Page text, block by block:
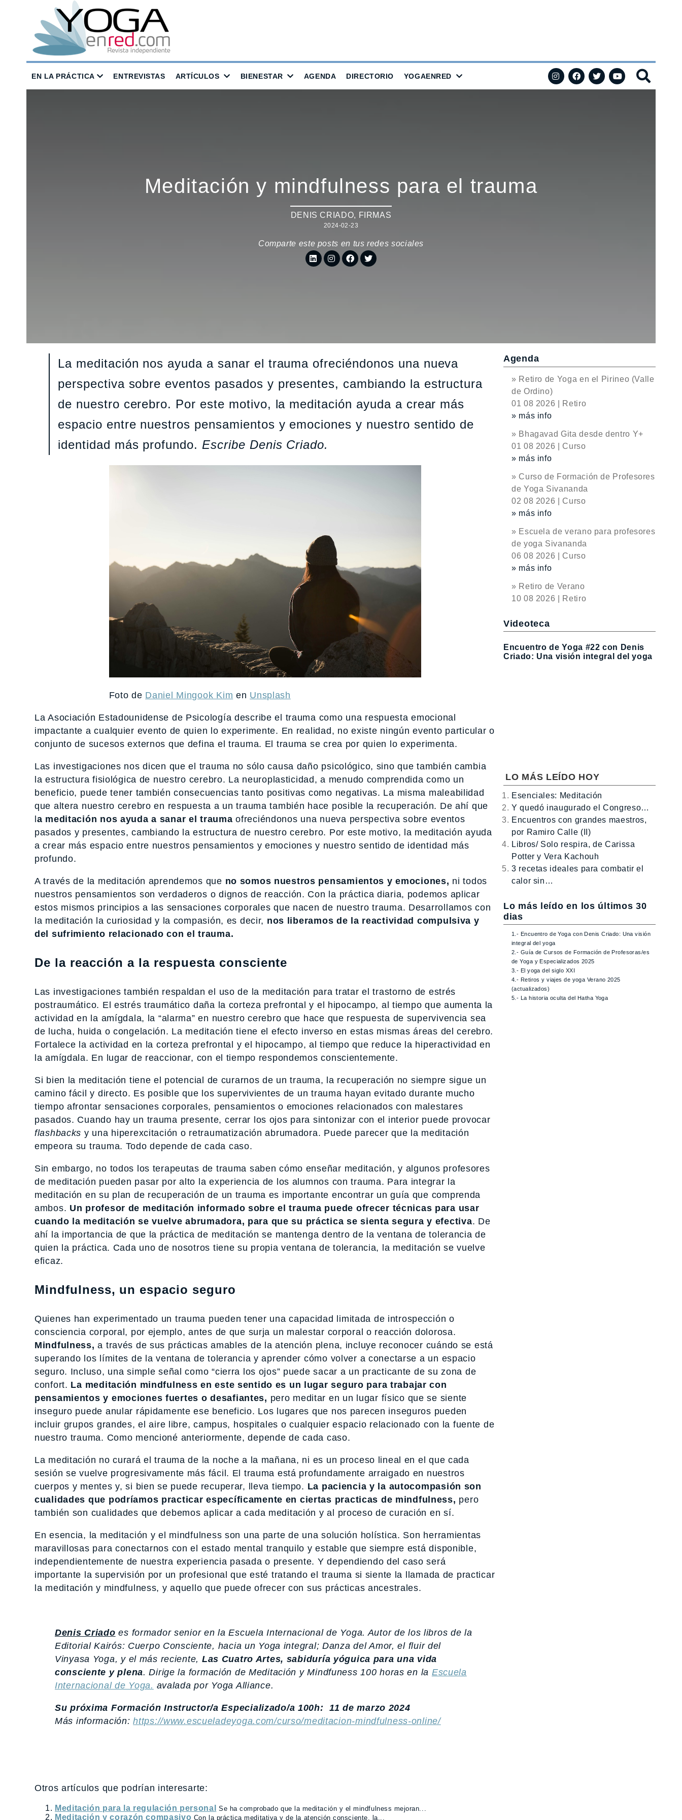
EN LA PRÁCTICA ENTREVISTAS ARTÍCULOS BIENESTAR AGENDA DIRECTORIO YOGAENRED
Meditación y mindfulness para el trauma
DENIS CRIADO, FIRMAS
2024-02-23
Comparte este posts en tus redes sociales
La meditación nos ayuda a sanar el trauma ofreciéndonos una nueva
perspectiva sobre eventos pasados ​​y presentes, cambiando la estructura
de nuestro cerebro. Por este motivo, la meditación ayuda a crear más
espacio entre nuestros pensamientos y emociones y nuestro sentido de
identidad más profundo. Escribe Denis Criado.
Foto de Daniel Mingook Kim en Unsplash
La Asociación Estadounidense de Psicología describe el trauma como una respuesta emocional
impactante a cualquier evento de quien lo experimente. En realidad, no existe ningún evento particular o
conjunto de sucesos externos que defina el trauma. El trauma se crea por quien lo experimenta.
Las investigaciones nos dicen que el trauma no sólo causa daño psicológico, sino que también cambia
la estructura fisiológica de nuestro cerebro. La neuroplasticidad, a menudo comprendida como un
beneficio, puede tener también consecuencias tanto positivas como negativas. La misma maleabilidad
que altera nuestro cerebro en respuesta a un trauma también hace posible la recuperación. De ahí que
a meditación nos ayuda a sanar el trauma ofreciéndonos una nueva perspectiva sobre eventos
pasados ​​y presentes, cambiando la estructura de nuestro cerebro. Por este motivo, la meditación ayuda
a crear más espacio entre nuestros pensamientos y emociones y nuestro sentido de identidad más
profundo.
A través de la meditación aprendemos que no somos nuestros pensamientos y emociones, ni todos
nuestros pensamientos son verdaderos o dignos de reacción. Con la práctica diaria, podemos aplicar
estos mismos principios a las sensaciones corporales que nacen de nuestro trauma. Desarrollamos con
la meditación la curiosidad y la compasión, es decir, nos liberamos de la reactividad compulsiva y
del sufrimiento relacionado con el trauma.
De la reacción a la respuesta consciente
Las investigaciones también respaldan el uso de la meditación para tratar el trastorno de estrés
postraumático. El estrés traumático daña la corteza prefrontal y el hipocampo, al tiempo que aumenta la
actividad en la amígdala, la “alarma” en nuestro cerebro que hace que respuesta de supervivencia sea
de lucha, huida o congelación. La meditación tiene el efecto inverso en estas mismas áreas del cerebro.
Fortalece la actividad en la corteza prefrontal y el hipocampo, al tiempo que reduce la hiperactividad en
la amígdala. En lugar de reaccionar, con el tiempo respondemos conscientemente.
Si bien la meditación tiene el potencial de curarnos de un trauma, la recuperación no siempre sigue un
camino fácil y directo. Es posible que los supervivientes de un trauma hayan evitado durante mucho
tiempo afrontar sensaciones corporales, pensamientos o emociones relacionados con malestares
pasados. Cuando hay un trauma presente, cerrar los ojos para sintonizar con el interior puede provocar
flashbacks y una hiperexcitación o retraumatización abrumadora. Puede parecer que la meditación
empeora su trauma. Todo depende de cada caso.
Sin embargo, no todos los terapeutas de trauma saben cómo enseñar meditación, y algunos profesores
de meditación pueden pasar por alto la experiencia de los alumnos con trauma. Para integrar la
meditación en su plan de recuperación de un trauma es importante encontrar un guía que comprenda
ambos. Un profesor de meditación informado sobre el trauma puede ofrecer técnicas para usar
cuando la meditación se vuelve abrumadora, para que su práctica se sienta segura y efectiva. De
ahí la importancia de que la práctica de meditación se mantenga dentro de la ventana de tolerancia de
quien la práctica. Cada uno de nosotros tiene su propia ventana de tolerancia, la meditación se vuelve
eficaz.
Mindfulness, un espacio seguro
Quienes han experimentado un trauma pueden tener una capacidad limitada de introspección o
consciencia corporal, por ejemplo, antes de que surja un malestar corporal o reacción dolorosa.
Mindfulness, a través de sus prácticas amables de la atención plena, incluye reconocer cuándo se está
superando los límites de la ventana de tolerancia y aprender cómo volver a conectarse a un espacio
seguro. Incluso, una simple señal como “cierra los ojos” puede sacar a un practicante de su zona de
confort. La meditación mindfulness en este sentido es un lugar seguro para trabajar con
pensamientos y emociones fuertes o desafiantes, pero meditar en un lugar físico que se siente
inseguro puede anular rápidamente ese beneficio. Los lugares que nos parecen inseguros pueden
incluir grupos grandes, el aire libre, campus, hospitales o cualquier espacio relacionado con la fuente de
nuestro trauma. Como mencioné anteriormente, depende de cada caso.
La meditación no curará el trauma de la noche a la mañana, ni es un proceso lineal en el que cada
sesión se vuelve progresivamente más fácil. El trauma está profundamente arraigado en nuestros
cuerpos y mentes y, si bien se puede recuperar, lleva tiempo. La paciencia y la autocompasión son
cualidades que podríamos practicar específicamente en ciertas practicas de mindfulness, pero
también son cualidades que debemos aplicar a cada meditación y al proceso de curación en sí.
En esencia, la meditación y el mindfulness son una parte de una solución holística. Son herramientas
maravillosas para conectarnos con el estado mental tranquilo y estable que siempre está disponible,
independientemente de nuestra experiencia pasada o presente. Y dependiendo del caso será
importante la supervisión por un profesional que esté tratando el trauma si siente la llamada de practicar
la meditación y mindfulness, y aquello que puede ofrecer con sus prácticas ancestrales.
Denis Criado es formador senior en la Escuela Internacional de Yoga. Autor de los libros de la
Editorial Kairós: Cuerpo Consciente, hacia un Yoga integral; Danza del Amor, el fluir del
Vinyasa Yoga, y el más reciente, Las Cuatro Artes, sabiduría yóguica para una vida
consciente y plena.Dirige la formación de Meditación y Mindfuness 100 horas en la Escuela
Internacional de Yoga. avalada por Yoga Alliance.
Su próxima Formación Instructor/a Especializado/a 100h: 11 de marzo 2024
Más información:https://www.escueladeyoga.com/curso/meditacion-mindfulness-online/
Otros artículos que podrían interesarte:
Meditación para la regulación personal Se ha comprobado que la meditación y el mindfulness mejoran...
Meditación y corazón compasivo Con la práctica meditativa y de la atención consciente, la...
Agenda
» Retiro de Yoga en el Pirineo (Valle
de Ordino)
01 08 2026 | Retiro
» más info
» Bhagavad Gita desde dentro Y+
01 08 2026 | Curso
» más info
» Curso de Formación de Profesores
de Yoga Sivananda
02 08 2026 | Curso
» más info
» Escuela de verano para profesores
de yoga Sivananda
06 08 2026 | Curso
» más info
» Retiro de Verano
10 08 2026 | Retiro
Videoteca
Encuentro de Yoga #22 con Denis
Criado: Una visión integral del yoga
LO MÁS LEÍDO HOY
Esenciales: Meditación
Y quedó inaugurado el Congreso…
Encuentros con grandes maestros,
por Ramiro Calle (II)
Libros/ Solo respira, de Carissa
Potter y Vera Kachouh
3 recetas ideales para combatir el
calor sin…
Lo más leído en los últimos 30
dias
1.- Encuentro de Yoga con Denis Criado: Una visión
integral del yoga
2.- Guía de Cursos de Formación de Profesoras/es
de Yoga y Especializados 2025
3.- El yoga del siglo XXI
4.- Retiros y viajes de yoga Verano 2025
(actualizados)
5.- La historia oculta del Hatha Yoga